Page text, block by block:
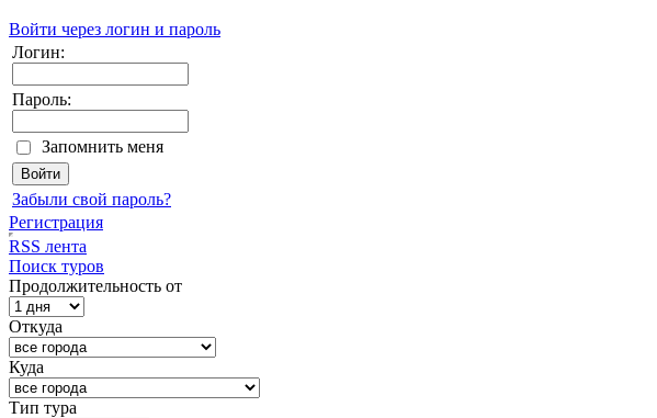
Войти через логин и пароль
Логин:
Пароль:
Запомнить меня
Забыли свой пароль?
Регистрация
RSS лента
Поиск туров
Продолжительность от
Откуда
Куда
Тип тура